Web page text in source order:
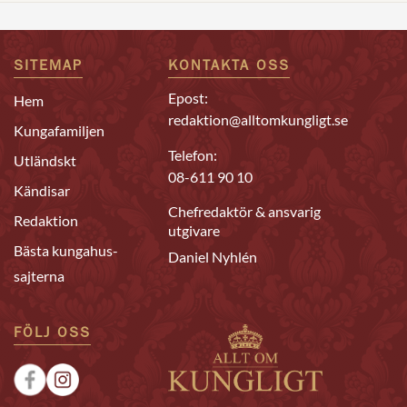
SITEMAP
Hem
Kungafamiljen
Utländskt
Kändisar
Redaktion
Bästa kungahus-
sajterna
KONTAKTA OSS
Epost:
redaktion@alltomkungligt.se
Telefon:
08-611 90 10
Chefredaktör & ansvarig
utgivare
Daniel Nyhlén
FÖLJ OSS